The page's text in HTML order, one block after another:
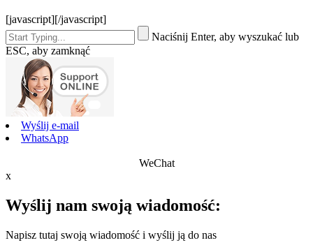
[javascript] [/javascript]
Naciśnij Enter, aby wyszukać lub
ESC, aby zamknąć
Wyślij e-mail
WhatsApp
WeChat
x
Wyślij nam swoją wiadomość:
Napisz tutaj swoją wiadomość i wyślij ją do nas